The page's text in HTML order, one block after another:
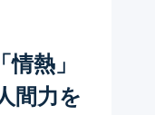
熱」
間力を